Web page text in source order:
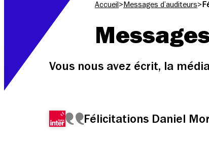
Accueil > Messages d’auditeurs>
Vous nous avez écrit, la
Félicitations Daniel